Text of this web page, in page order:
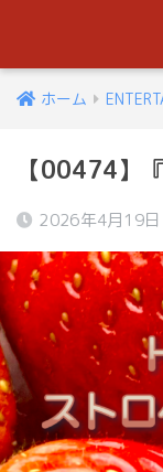
ホーム
【00474】
2026年4月19日